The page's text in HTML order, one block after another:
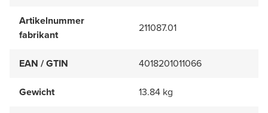
Artikelnummer
fabrikant
211087.01
EAN / GTIN 4018201011066
Gewicht 13.84 kg